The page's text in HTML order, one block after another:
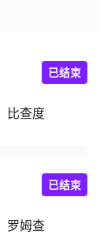
比查度
已结束
罗姆查
已结束